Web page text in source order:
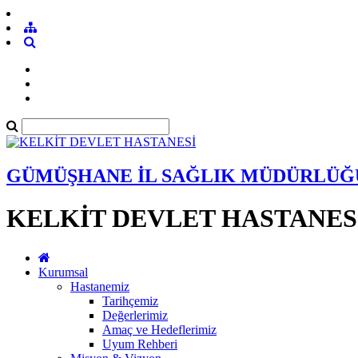
GÜMÜŞHANE İL SAĞLIK
KELKİT DEVLET
Kurumsal
Hastanemiz
Tarihçemiz
Değerlerimiz
Amaç ve Hedeflerimiz
Uyum Rehberi